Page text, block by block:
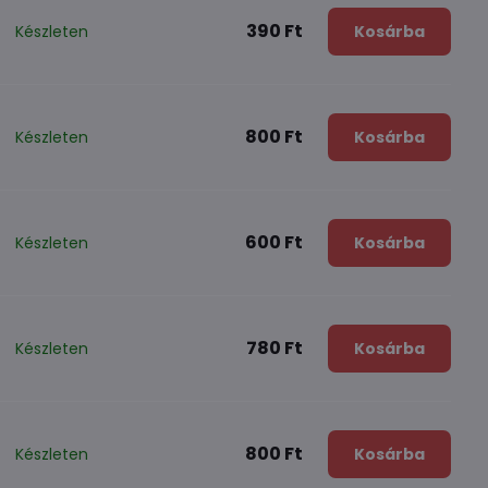
Készleten 390 Ft Kosárba
Készleten 800 Ft Kosárba
Készleten 600 Ft Kosárba
Készleten 780 Ft Kosárba
Készleten 800 Ft Kosárba